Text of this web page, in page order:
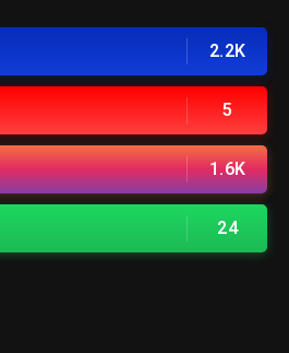
2.2K
5
1.6K
24